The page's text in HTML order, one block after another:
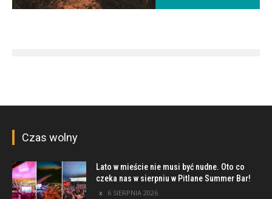
Czas wolny
Lato w mieście nie musi być nudne. Oto co
czeka nas w sierpniu w Pitlane Summer Bar!
6 SIERPNIA 2026